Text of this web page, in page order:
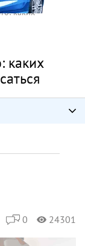
каких
каких
0 24301